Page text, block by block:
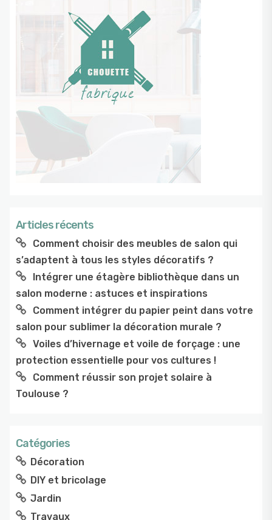
Articles récents
Comment choisir des meubles de salon qui
s’adaptent à tous les styles décoratifs ?
Intégrer une étagère bibliothèque dans un
salon moderne : astuces et inspirations
Comment intégrer du papier peint dans votre
salon pour sublimer la décoration murale ?
Voiles d’hivernage et voile de forçage : une
protection essentielle pour vos cultures !
Comment réussir son projet solaire à
Toulouse ?
Catégories
Décoration
DIY et bricolage
Jardin
Travaux